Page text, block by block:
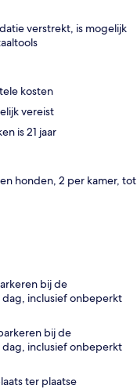
verstrekt, is mogelijk
kosten
vereist
is 21 jaar
honden, 2 per kamer, tot
bij de
inclusief onbeperkt
bij de
inclusief onbeperkt
ter plaatse